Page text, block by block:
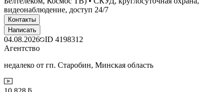
видеонаблюдение, доступ 24/7
Контакты
Написать
04.08.2026 ID 4198312
Агентство
недалеко от гп. Старобин, Минская область